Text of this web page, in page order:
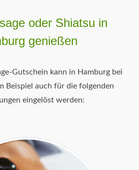
oder Shiatsu in
genießen
Gutschein kann in Hamburg bei
Beispiel auch für die folgenden
eingelöst werden: